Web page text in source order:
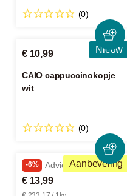
(0)
Nieuw
€ 10,99
CAIO cappuccinokopje
wit
(0)
Aanbeveling
-6% Adviesprijs € 14,99
€ 13,99